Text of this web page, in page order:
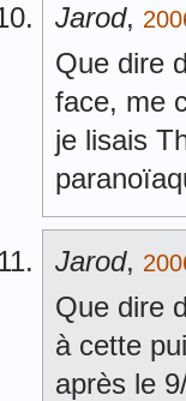
Jarod,
Que dire
face, me
je lisais
Jarod,
Que dire
à cette
après le